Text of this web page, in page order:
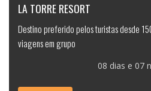
LA TORRE RESORT
Destino preferido pelos turistas desde
viagens em grupo
08 dias e 07